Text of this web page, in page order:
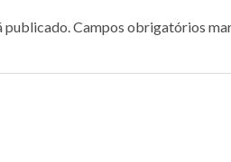
publicado.Campos obrigatórios